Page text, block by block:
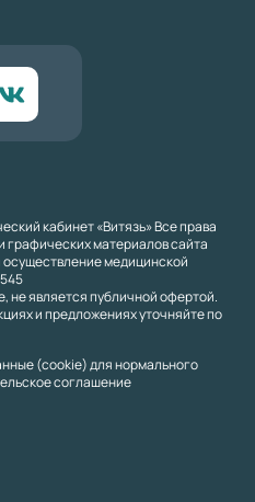
кабинет «Витязь» Все права
графических материалов сайта
медицинской
является публичной офертой.
и предложениях уточняйте по
(cookie) для нормального
соглашение